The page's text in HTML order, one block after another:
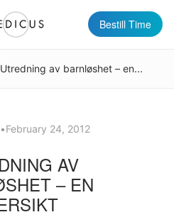
Bestill Time
Utredning av barnløshet – en...
•February 24, 2012
AV
– EN